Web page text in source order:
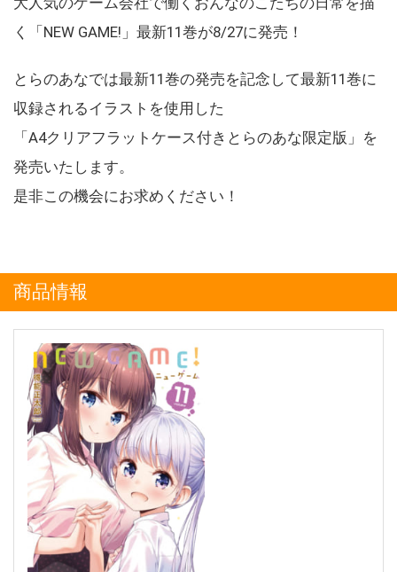
く「NEW GAME!」最新11巻が8/27に発売！
とらのあなでは最新11巻の発売を記念して最新11巻に
収録されるイラストを使用した
「A4クリアフラットケース付きとらのあな限定版」を
発売いたします。
是非この機会にお求めください！
商品情報